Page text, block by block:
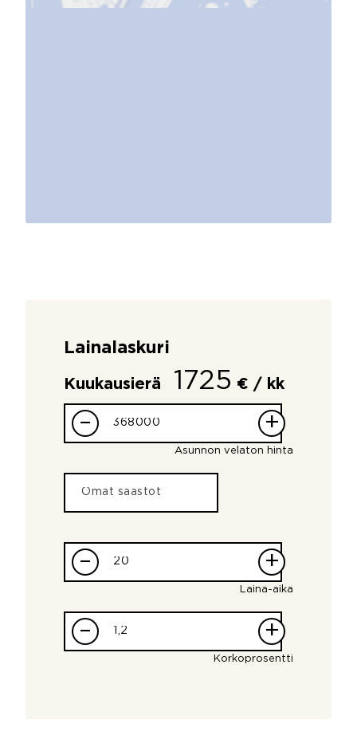
Lainalaskuri
Kuukausierä 1725 € / kk
– +
Asunnon velaton hinta
– +
Laina-aika
– +
Korkoprosentti